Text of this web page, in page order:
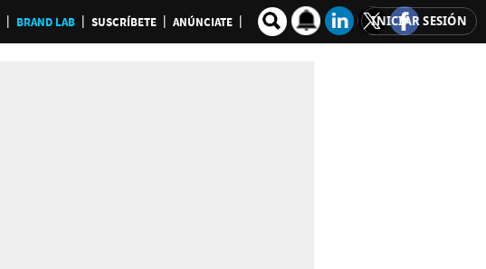
BRAND LAB SUSCRÍBETE ANÚNCIATE INICIAR SESIÓN